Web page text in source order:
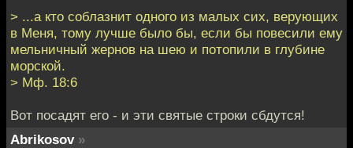
> ...а кто соблазнит одного из малых сих, верующих
в Меня, тому лучше было бы, если бы повесили ему
мельничный жернов на шею и потопили в глубине
морской.
> Мф. 18:6
Вот посадят его - и эти святые строки сбдутся!
Abrikosov »